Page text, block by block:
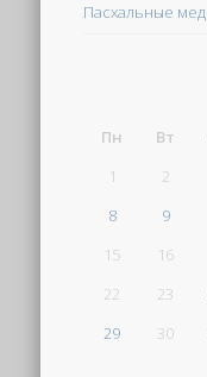
Пасхальные
Пн
Вт
1
2
8
9
15
16
22
23
29
30